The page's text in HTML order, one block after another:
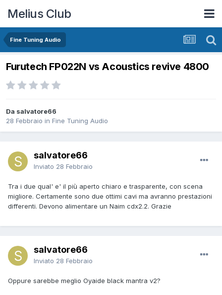
Melius Club
Fine Tuning Audio
Furutech FP022N vs Acoustics revive 4800
Da salvatore66
28 Febbraio in Fine Tuning Audio
salvatore66
Inviato 28 Febbraio
Tra i due qual' e' il più aperto chiaro e trasparente, con scena
migliore. Certamente sono due ottimi cavi ma avranno prestazioni
differenti. Devono alimentare un Naim cdx2.2. Grazie
salvatore66
Inviato 28 Febbraio
Oppure sarebbe meglio Oyaide black mantra v2?